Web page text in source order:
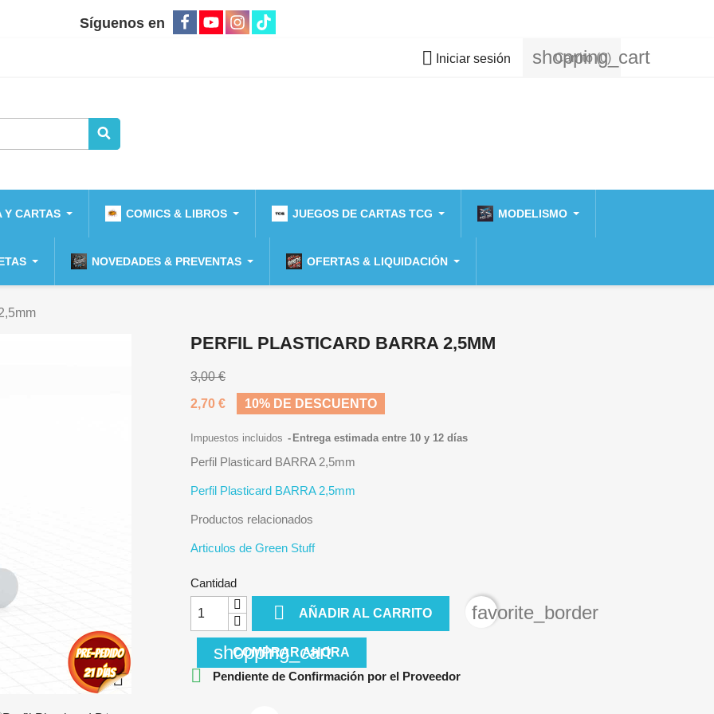
Síguenos en
 Iniciar sesión shopping_cart
Carrito (0)
Y CARTAS COMICS & LIBROS JUEGOS DE CARTAS TCG MODELISMO
NOVEDADES & PREVENTAS OFERTAS & LIQUIDACIÓN

PERFIL PLASTICARD BARRA 2,5MM
3,00 €
2,70 €
10% DE DESCUENTO
Impuestos incluidos Entrega estimada entre 10 y 12 días
Perfil Plasticard BARRA 2,5mm
Perfil Plasticard BARRA 2,5mm
Productos relacionados
Articulos de Green Stuff
Cantidad
 AÑADIR AL CARRITO
favorite_border
shopping_cart
COMPRAR AHORA
 Pendiente de Confirmación por el Proveedor